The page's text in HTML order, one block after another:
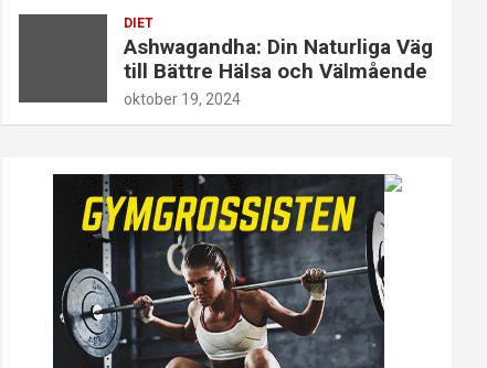
DIET
Ashwagandha: Din Naturliga Väg
till Bättre Hälsa och Välmående
oktober 19, 2024